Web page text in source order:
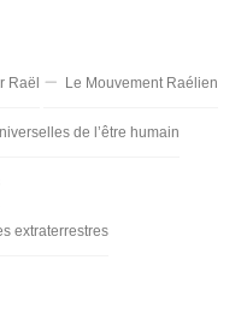
Raël Le Mouvement Raélien
de l’être humain
extraterrestres